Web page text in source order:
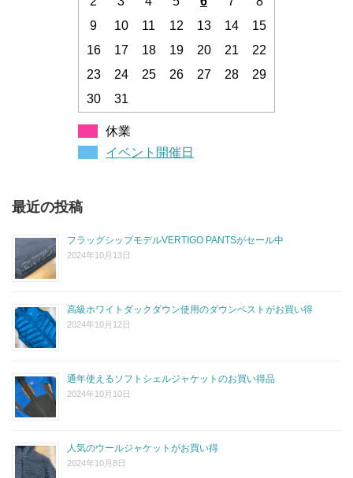
9
10 11 12 13 14
15
16
17 18 19 20 21
22
23
24 25 26 27 28
29
30
31
休業
イベント開催日
最近の投稿
フラッグシップモデルVERTIGO PANTSがセール中
2024年10月13日
高級ホワイトダックダウン使用のダウンベストがお買い得
2024年10月12日
通年使えるソフトシェルジャケットのお買い得品
2024年10月10日
人気のウールジャケットがお買い得
2024年10月8日